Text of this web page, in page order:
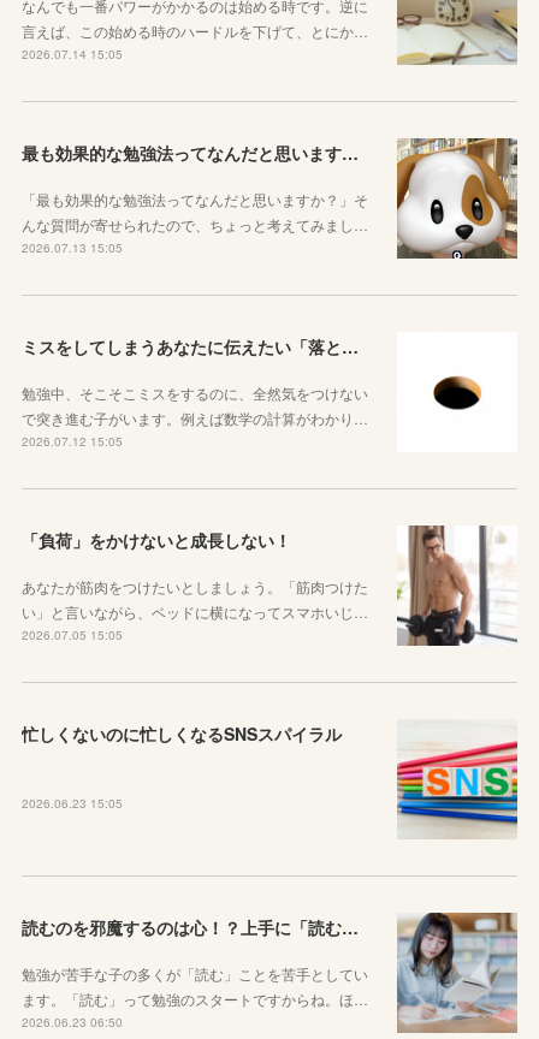
なんでも一番パワーがかかるのは始める時です。逆に
言えば、この始める時のハードルを下げて、とにか…
2026.07.14 15:05
最も効果的な勉強法ってなんだと思いますか？
「最も効果的な勉強法ってなんだと思いますか？」そ
んな質問が寄せられたので、ちょっと考えてみまし…
2026.07.13 15:05
ミスをしてしまうあなたに伝えたい「落とし穴がある道は早歩きしない」ということ
勉強中、そこそこミスをするのに、全然気をつけない
で突き進む子がいます。例えば数学の計算がわかり…
2026.07.12 15:05
「負荷」をかけないと成長しない！
あなたが筋肉をつけたいとしましょう。「筋肉つけた
い」と言いながら、ベッドに横になってスマホいじ…
2026.07.05 15:05
忙しくないのに忙しくなるSNSスパイラル
2026.06.23 15:05
読むのを邪魔するのは心！？上手に「読む」ための気持ちの対処法
勉強が苦手な子の多くが「読む」ことを苦手としてい
ます。「読む」って勉強のスタートですからね。ほ…
2026.06.23 06:50